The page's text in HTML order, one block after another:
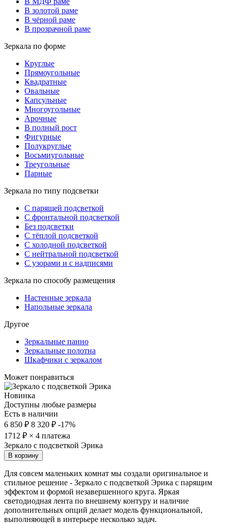
В золотой раме
В чёрной раме
В прозрачной раме
Зеркала по форме
Круглые
Прямоугольные
Квадратные
Овальные
Капсульные
Многоугольные
Арочные
В полный рост
Фигурные
Полукруглые
Восьмиугольные
Треугольные
Парные
Зеркала по типу подсветки
С парящей подсветкой
С фронтальной подсветкой
Без подсветки
С тёплой подсветкой
С холодной подсветкой
С нейтральной подсветкой
С узорами и с надписями
Зеркала по способу размещения
Настенные зеркала
Напольные зеркала
Другое
Зеркальные панно
Зеркальные полотна
Шкафчики с зеркалом
Может понравиться
Новинка
Доступны любые размеры
Есть в наличии
6 850 ₽ 8 320 ₽ -17%
1712 ₽ × 4 платежа
Зеркало с подсветкой Эрика
В корзину
Для совсем маленьких комнат мы создали оригинальное и
стильное решение - Зеркало с подсветкой Эрика с парящим
эффектом и формой незавершенного круга. Яркая
светодиодная лента по внешнему контуру и наличие
дополнительных опций делает модель функциональной,
выполняющей в интерьере несколько задач.